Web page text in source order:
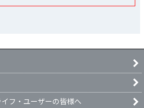
フ・ユーザーの皆様へ